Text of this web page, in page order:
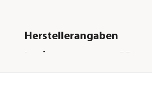
Herstellerangaben
Land
DE